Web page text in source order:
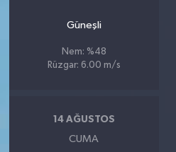
Güneşli
Nem: %48
Rüzgar: 6.00 m/s
14 AĞUSTOS
CUMA